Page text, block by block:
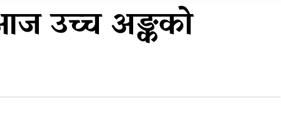
घरमाथिबाट पहिरो खसेपछि १३
उच्च अङ्कको